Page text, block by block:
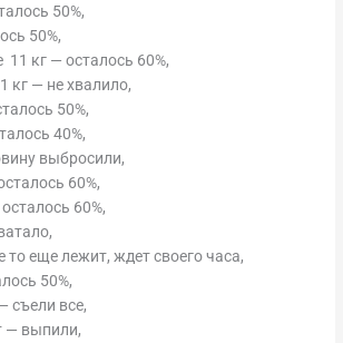
50%,
50%,
кг — осталось 60%,
кг — не хвалило,
50%,
40%,
выбросили,
60%,
60%,
то еще лежит, ждет своего часа,
50%,
съели все,
— выпили,